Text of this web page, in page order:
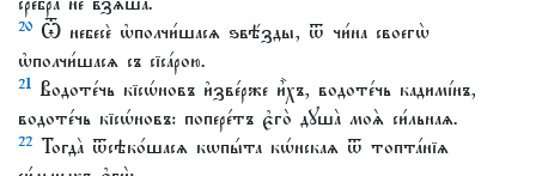
20 Ѿ небесѐ ѡ҆полчи́шасѧ ѕвѣ́зды, ѿ чи́на своегѡ̀
ѡ҆полчи́шасѧ съ сїса́рою.
21 Водоте́чь кїсѡ́новъ и҆зве́рже и҆̀хъ, водоте́чь кадимі́нъ,
водоте́чь кїсѡ́новъ: попере́тъ є҆го̀ дꙋша̀ моѧ̀ си́льнаѧ.
22 Тогда̀ ѿсѣко́шасѧ кѡпы́та кѡ́нскаѧ ѿ топта́нїѧ